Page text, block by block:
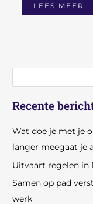
LEES MEER
Recente
Wat doe je met je
langer meegaat je
Uitvaart regelen in
Samen op pad
werk